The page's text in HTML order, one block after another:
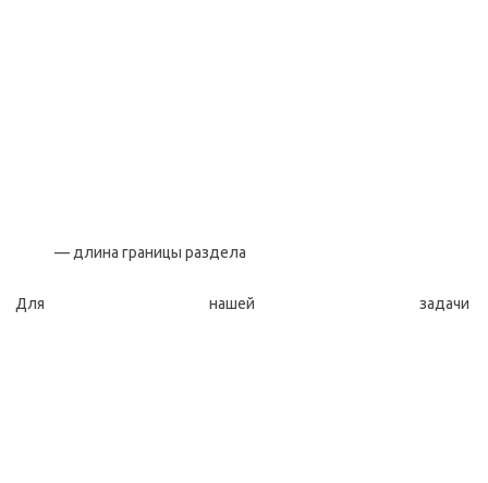
— длина границы раздела
Для нашей задачи